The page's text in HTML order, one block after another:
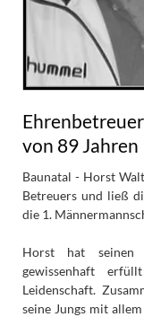
von 89 Jahren
Baunatal - Horst
Betreuers und ließ
die 1.
Horst hat seinen
gewissenhaft
Leidenschaft.
seine Jungs mit